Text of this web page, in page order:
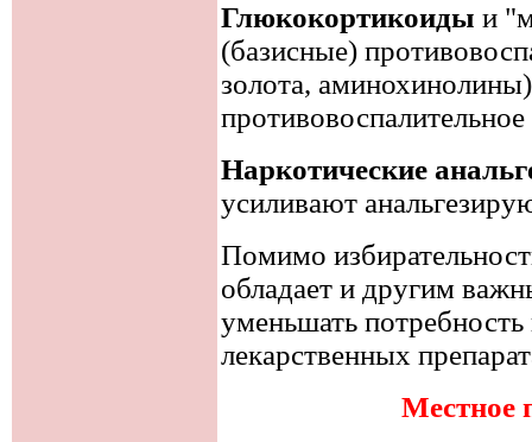
Глюкокортикоиды и
(базисные)
золота,
Наркотические
усиливают
Помимо
обладает и другим
уменьшать
лекарственных
Местное